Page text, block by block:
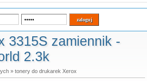
3315S zamiennik -
2.3k
» tonery do drukarek Xerox